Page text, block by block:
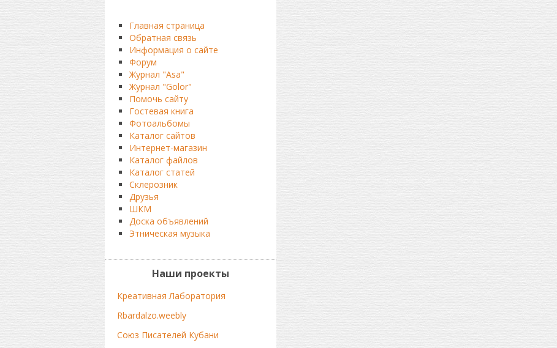
Главная страница
Обратная связь
Информация о сайте
Форум
Журнал "Asa"
Журнал "Golor"
Помочь сайту
Гостевая книга
Фотоальбомы
Каталог сайтов
Интернет-магазин
Каталог файлов
Каталог статей
Склерозник
Друзья
ШКМ
Доска объявлений
Этническая музыка
Наши проекты
Креативная Лаборатория
Rbardalzo.weebly
Союз Писателей Кубани